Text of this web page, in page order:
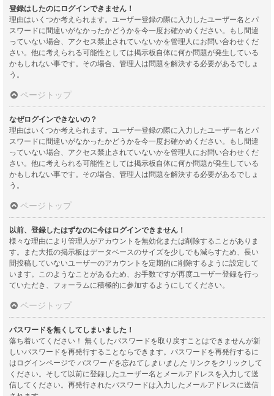
登録はしたのにログインできません！
理由はいくつか考えられます。ユーザー登録の際に入力したユーザー名とパ
スワードに間違いがなかったかどうかを今一度お確かめください。もし間違
っていない場合、アクセス禁止されていないかを管理人にお問い合わせくだ
さい。他に考えられる可能性としては掲示板自体に何か問題が発生している
かもしれない事です。その場合、管理人は問題を解決する必要があるでしょ
う。
ページトップ
なぜログインできないの？
理由はいくつか考えられます。ユーザー登録の際に入力したユーザー名とパ
スワードに間違いがなかったかどうかを今一度お確かめください。もし間違
っていない場合、アクセス禁止されていないかを管理人にお問い合わせくだ
さい。他に考えられる可能性としては掲示板自体に何か問題が発生している
かもしれない事です。その場合、管理人は問題を解決する必要があるでしょ
う。
ページトップ
以前、登録したはずなのに今はログインできません！
様々な理由により管理人がアカウントを無効化または削除することがありま
す。また大抵の掲示板はデータベースのサイズを少しでも減らすため、長い
間投稿していないユーザーのアカウントを定期的に削除するように設定して
います。このようなことがあるため、お手数ですが再度ユーザー登録を行っ
ていただき、フォーラムに積極的に参加するようにしてください。
ページトップ
パスワードを無くしてしまいました！
落ち着いてください！ 無くしたパスワードを取り戻すことはできませんが新
しいパスワードを再発行することならできます。パスワードを再発行するに
はログインページで パスワードを忘れてしまいました リンクをクリックして
ください。そして以前に登録したユーザー名とメールアドレスを入力して送
信してください。再発行されたパスワードは入力したメールアドレスに送信